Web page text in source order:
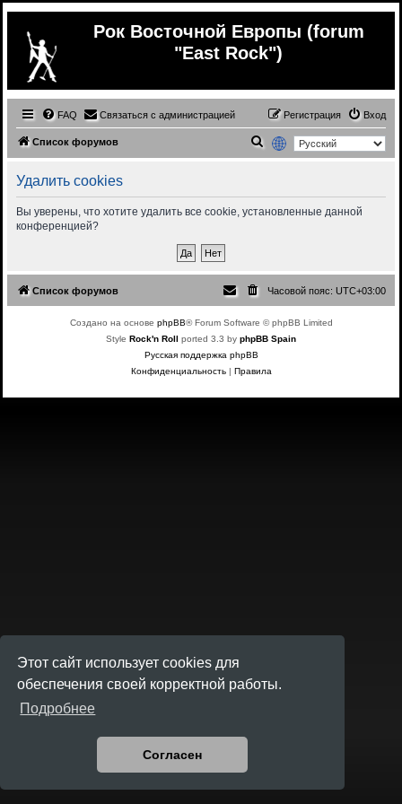
Этот сайт использует cookies для
обеспечения своей корректной работы.
Подробнее
Согласен
Рок Восточной Европы (forum
"East Rock")
FAQ Связаться с администрацией Вход
Регистрация
Список форумов
Удалить cookies
Вы уверены, что хотите удалить все cookie, установленные данной
конференцией?
Список форумов Часовой пояс: UTC+03:00
Создано на основе phpBB® Forum Software © phpBB Limited
Style Rock'n Roll ported 3.3 by phpBB Spain
Русская поддержка phpBB
Конфиденциальность| Правила